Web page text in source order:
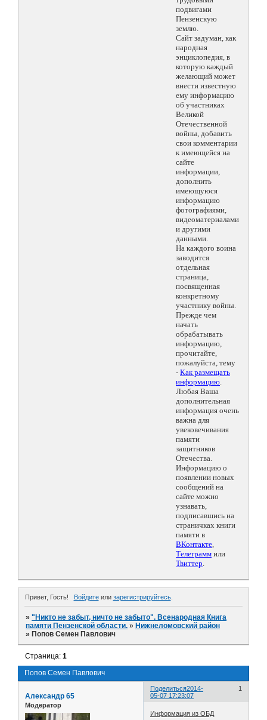
подвигами
Пензенскую
землю.
Сайт задуман, как
народная
энциклопедия, в
которую каждый
желающий может
внести известную
ему информацию
об участниках
Великой
Отечественной
войны, добавить
свои комментарии
к имеющейся на
сайте
информации,
дополнить
имеющуюся
информацию
фотографиями,
видеоматериалами
и другими
данными.
На каждого воина
заводится
отдельная
страница,
посвященная
конкретному
участнику войны.
Прежде чем
начать
обрабатывать
информацию,
прочитайте,
пожалуйста, тему
- Как размещать
информацию.
Любая Ваша
дополнительная
информация очень
важна для
увековечивания
памяти
защитников
Отечества.
Информацию о
появлении новых
сообщений на
сайте можно
узнавать,
подписавшись на
страничках книги
памяти в
ВКонтакте,
Телеграмм или
Твиттер.
Привет, Гость! Войдитеили зарегистрируйтесь.
»"Никто не забыт, ничто не забыто". Всенародная Книга
памяти Пензенской области. » Нижнеломовский район
» Попов Семен Павлович
Попов Семен Павлович
Страница:1
Поделиться 1
2014-
05-07 17:23:07
Александр 65
Модератор
Информация из ОБД